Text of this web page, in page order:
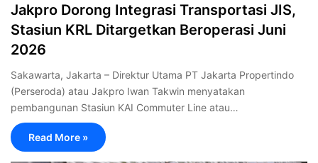
Jakpro Dorong Integrasi Transportasi JIS,
Stasiun KRL Ditargetkan Beroperasi Juni
2026
Sakawarta, Jakarta – Direktur Utama PT Jakarta Propertindo
(Perseroda) atau Jakpro Iwan Takwin menyatakan
pembangunan Stasiun KAI Commuter Line atau…
Read More »